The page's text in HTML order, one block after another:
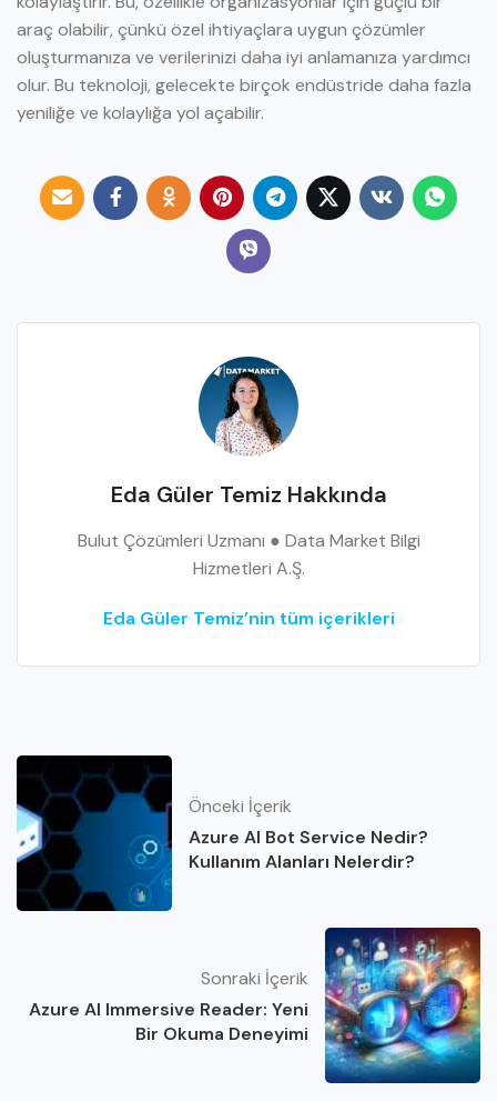
araç olabilir, çünkü özel ihtiyaçlara uygun çözümler
oluşturmanıza ve verilerinizi daha iyi anlamanıza yardımcı
olur. Bu teknoloji, gelecekte birçok endüstride daha fazla
yeniliğe ve kolaylığa yol açabilir.
Eda Güler Temiz Hakkında
Bulut Çözümleri Uzmanı ● Data Market Bilgi
Hizmetleri A.Ş.
Eda Güler Temiz’nin tüm içerikleri
Önceki İçerik
Azure AI Bot Service Nedir?
Kullanım Alanları Nelerdir?
Sonraki İçerik
Azure AI Immersive Reader: Yeni
Bir Okuma Deneyimi